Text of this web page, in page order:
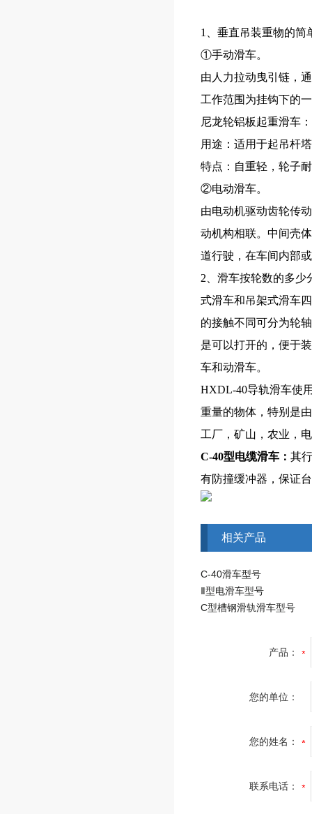
1、垂直吊装重物的简
①手动滑车。
由人力拉动曳引链，
工作范围为挂钩下的
尼龙轮铝板起重滑车
用途：适用于起吊杆
特点：自重轻，轮子
②电动滑车。
由电动机驱动齿轮传
动机构相联。中间壳
道行驶，在车间内部
2、滑车按轮数的多少
式滑车和吊架式滑车
的接触不同可分为轮
是可以打开的，便于
车和动滑车。
HXDL-40导轨滑车使
重量的物体，特别是
工厂，矿山，农业，
C-40型电缆滑车 ： 其
有防撞缓冲器，保证
相关产品
C-40滑车型号
Ⅱ型电滑车型号
C型槽钢滑轨滑车型号
产品：
您的单位：
您的姓名：
联系电话：